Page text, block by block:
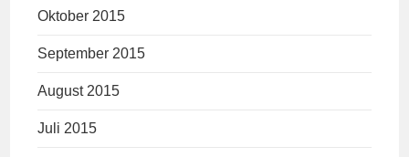
Oktober 2015
September 2015
August 2015
Juli 2015